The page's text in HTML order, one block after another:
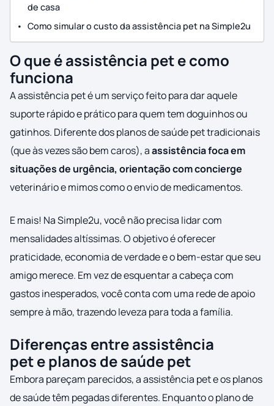
de casa
Como simular o custo da assistência pet na Simple2u
O que é assistência pet e como
funciona
A assistência pet é um serviço feito para dar aquele
suporte rápido e prático para quem tem doguinhos ou
gatinhos. Diferente dos planos de saúde pet tradicionais
(que às vezes são bem caros), aassistência foca em
situações de urgência, orientação com concierge
veterinário e mimos como o envio de medicamentos.
E mais! Na Simple2u, você não precisa lidar com
mensalidades altíssimas. O objetivo é oferecer
praticidade, economia de verdade e o bem-estar que seu
amigo merece. Em vez de esquentar a cabeça com
gastos inesperados, você conta com uma rede de apoio
sempre à mão, trazendo leveza para toda a família.
Diferenças entre assistência
pet e planos de saúde pet
Embora pareçam parecidos, a assistência pet e os planos
de saúde têm pegadas diferentes. Enquanto o plano de